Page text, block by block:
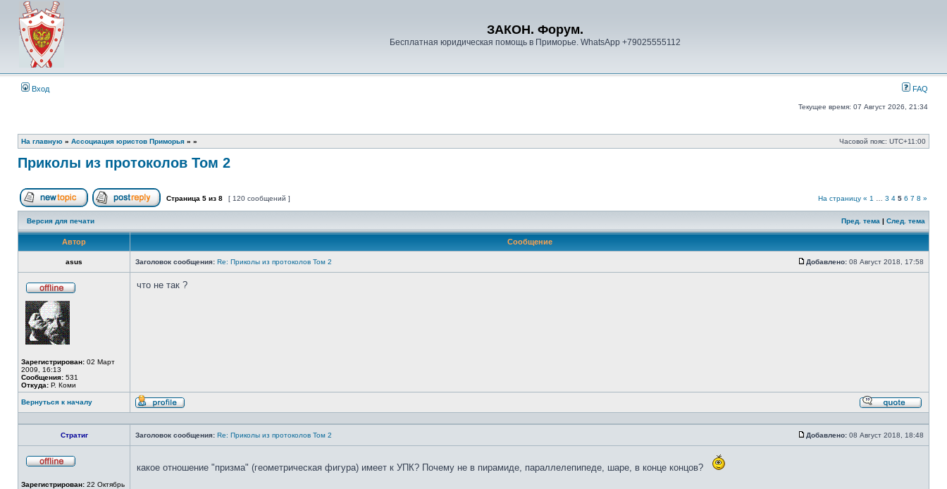
ЗАКОН. Форум.
Бесплатная юридическая помощь в Приморье. WhatsApp +79025555112
Вход FAQ
Текущее время: 07 Август 2026, 21:34
На главную » Ассоциация юристов Приморья » » Часовой пояс: UTC+11:00
Приколы из протоколов Том 2
Начать новую тему Ответить на тему
Страница 5 из 8 [ 120 сообщений ] На страницу « 1 3 4 5 6 7 8 »
Версия для печати Пред. тема | След. тема
Автор Сообщение
asus Заголовок сообщения: Re: Приколы из протоколов Том 2
Сообщение
Добавлено: 08 Август 2018, 17:58
Зарегистрирован: 02 Март
2009, 16:13
Сообщения: 531
Откуда: Р. Коми
что не так ?
Вернуться к началу
Профиль
Стратиг
Заголовок сообщения: Re: Приколы из протоколов Том 2
Сообщение
Добавлено: 08 Август 2018, 18:48
сети
Зарегистрирован: 22 Октябрь
какое отношение "призма" (геометрическая фигура) имеет к УПК? Почему не в пирамиде, параллелепипеде, шаре, в конце концов?